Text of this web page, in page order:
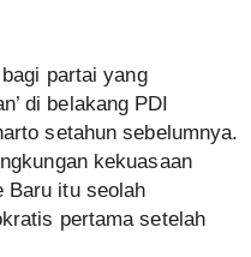
partai yang
di belakang PDI
setahun sebelumnya.
kekuasaan
Baru itu seolah
pertama setelah